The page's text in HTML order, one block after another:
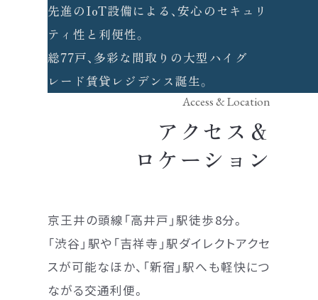
先進のIoT設備による、安心のセキュリ
ティ性と利便性。
総77戸、多彩な間取りの大型ハイグ
レード賃貸レジデンス誕生。
アクセス＆
ロケーション
京王井の頭線「高井戸」駅徒歩8分。
「渋谷」駅や「吉祥寺」駅ダイレクトアクセ
スが可能なほか、「新宿」駅へも軽快につ
ながる交通利便。